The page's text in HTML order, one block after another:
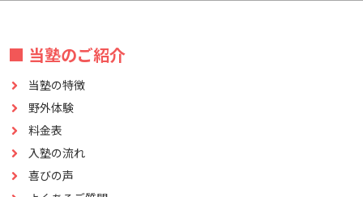
■ 当塾のご紹介
当塾の特徴
野外体験
料金表
入塾の流れ
喜びの声